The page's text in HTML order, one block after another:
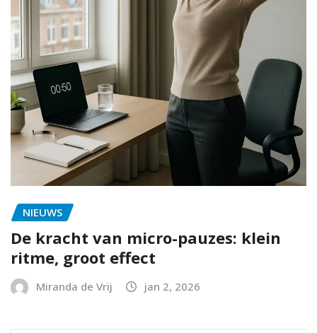
NIEUWS
De kracht van micro-pauzes: klein
ritme, groot effect
Miranda de Vrij jan 2, 2026